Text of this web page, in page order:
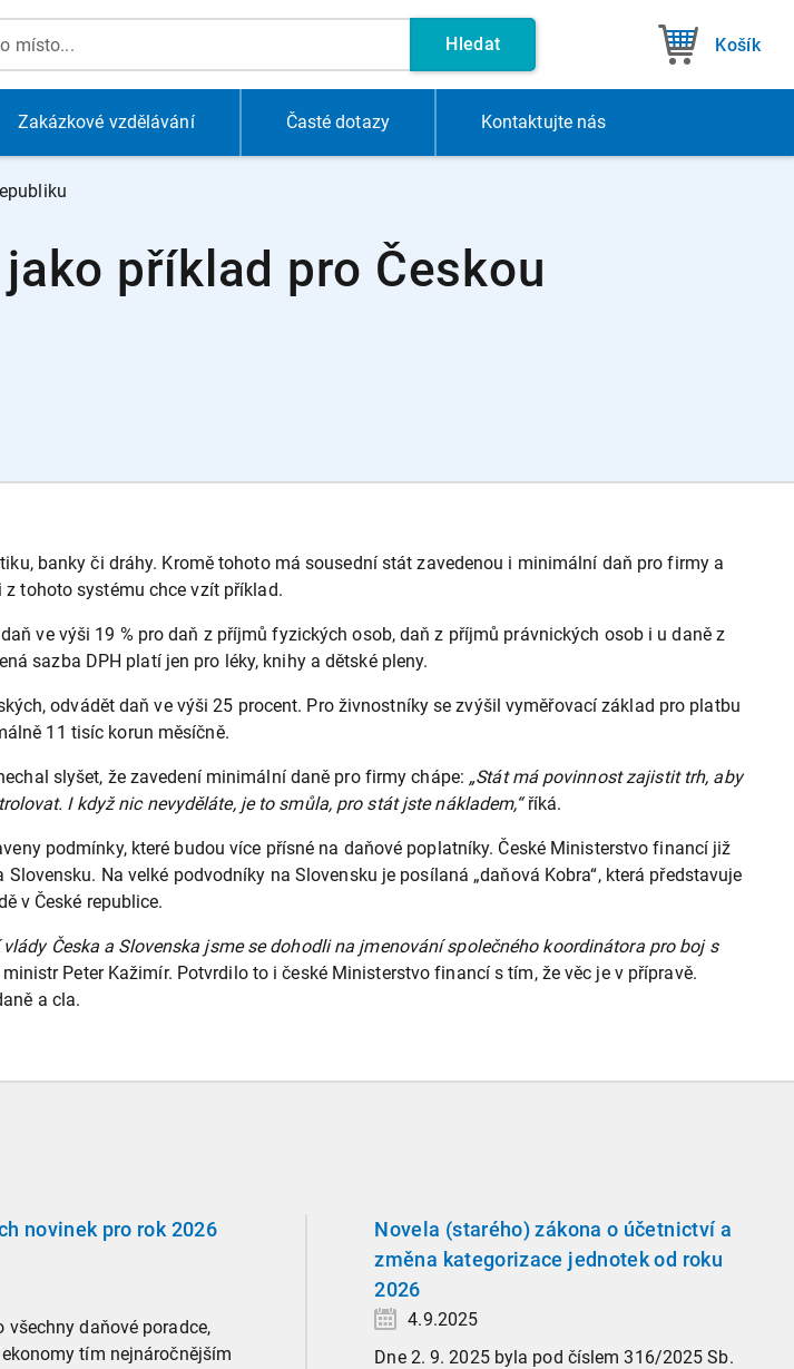
Hledat Košík
Zakázkové vzdělávání Časté dotazy Kontaktujte nás
příklad pro Českou
banky či dráhy. Kromě tohoto má sousední stát zavedenou i minimální daň pro firmy a
z tohoto systému chce vzít příklad.
ve výši 19 % pro daň z příjmů fyzických osob, daň z příjmů právnických osob i u daně z
sazba DPH platí jen pro léky, knihy a dětské pleny.
odvádět daň ve výši 25 procent. Pro živnostníky se zvýšil vyměřovací základ pro platbu
11 tisíc korun měsíčně.
slyšet, že zavedení minimální daně pro firmy chápe: „Stát má povinnost zajistit trh, aby
I když nic nevyděláte, je to smůla, pro stát jste nákladem,“říká.
podmínky, které budou více přísné na daňové poplatníky. České Ministerstvo financí již
Na velké podvodníky na Slovensku je posílaná „daňová Kobra“, která představuje
v České republice.
Česka a Slovenska jsme se dohodli na jmenování společného koordinátora pro boj s
Peter Kažimír. Potvrdilo to i české Ministerstvo financí s tím, že věc je v přípravě.
a cla.
novinek pro rok 2026
všechny daňové poradce,
tím nejnáročnějším
Novela (starého) zákona o účetnictví a
změna kategorizace jednotek od roku
2026
4.9.2025
Dne 2. 9. 2025 byla pod číslem 316/2025 Sb.